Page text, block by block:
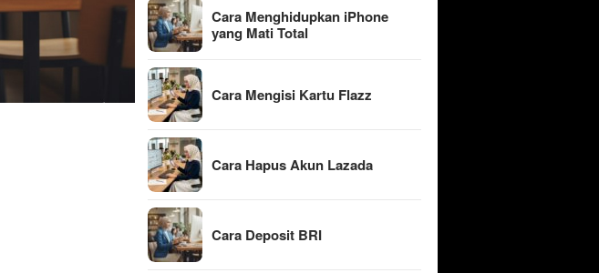
Cara Menghidupkan iPhone
yang Mati Total
Cara Mengisi Kartu Flazz
Cara Hapus Akun Lazada
Cara Deposit BRI